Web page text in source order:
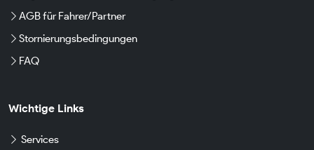
AGB für Fahrer/Partner
Stornierungsbedingungen
FAQ
Wichtige Links
Services